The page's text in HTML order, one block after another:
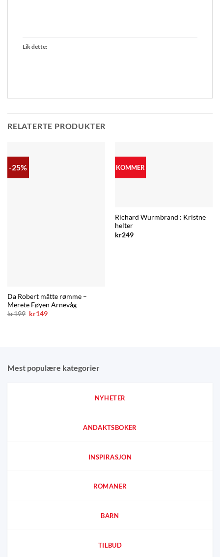
Lik dette:
RELATERTE PRODUKTER
-25%
Da Robert måtte rømme –
Merete Føyen Arnevåg
kr199 Opprinnelig
kr149Nåværende
KOMMER
Richard Wurmbrand : Kristne
helter
kr249
Mest populære kategorier
NYHETER
ANDAKTSBOKER
INSPIRASJON
ROMANER
BARN
TILBUD